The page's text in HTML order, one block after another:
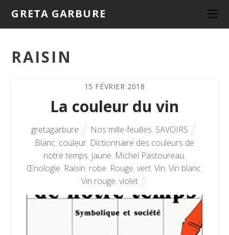
GRETA GARBURE
RAISIN
15 FÉVRIER 2018
La couleur du vin
gretagarbure Nos mille-feuilles, SAVOIRS
Blanc, couleur, Dictionnaire des couleurs de
notre temps, jaune, Michel Pastoureau,
Œnologie, Raisin, robe, Rouge, vert, Vin, Vin blanc,
Vin rouge,violet